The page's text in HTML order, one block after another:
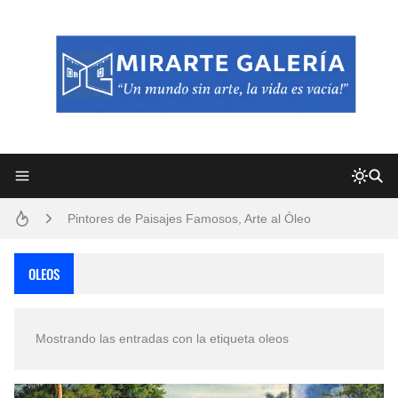
San Valentín Dibujos a Lápiz del 14 de Febrero
Rostros Bellos, La Perfección del Dibujo A Lápiz, Biryulina Vita
OLEOS
Mostrando las entradas con la etiqueta oleos